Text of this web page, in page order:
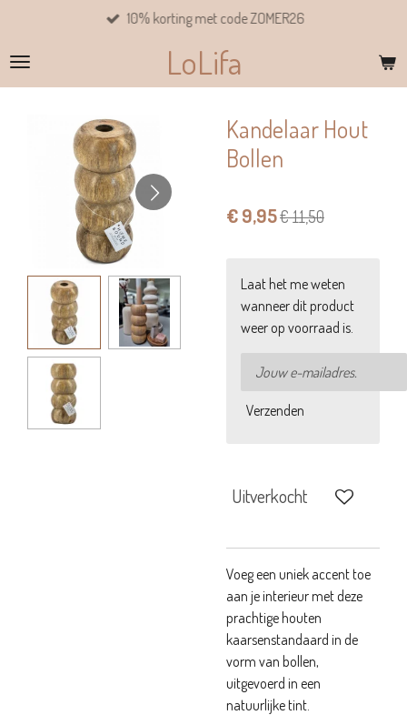
naar
de
LoLifa
10% korting met code ZOMER26
Kandelaar Hout
Bollen
€ 9,95€ 11,50
Laat het me weten
wanneer dit product
weer op voorraad is.
Verzenden
Uitverkocht
Voeg een uniek accent toe
aan je interieur met deze
prachtige houten
kaarsenstandaard in de
vorm van bollen,
uitgevoerd in een
natuurlijke tint.